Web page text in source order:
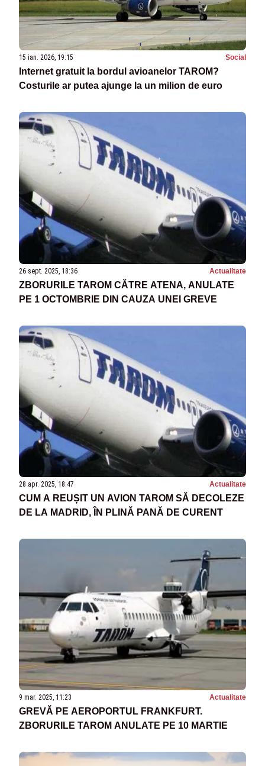
15 ian. 2026, 19:15 Social
Internet gratuit la bordul avioanelor TAROM?
Costurile ar putea ajunge la un milion de euro
26 sept. 2025, 18:36 Actualitate
ZBORURILE TAROM CĂTRE ATENA, ANULATE
PE 1 OCTOMBRIE DIN CAUZA UNEI GREVE
28 apr. 2025, 18:47 Actualitate
CUM A REUȘIT UN AVION TAROM SĂ DECOLEZE
DE LA MADRID, ÎN PLINĂ PANĂ DE CURENT
9 mar. 2025, 11:23 Actualitate
GREVĂ PE AEROPORTUL FRANKFURT.
ZBORURILE TAROM ANULATE PE 10 MARTIE